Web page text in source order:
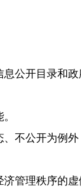
公开目录和
不公开为例外
管理秩序的